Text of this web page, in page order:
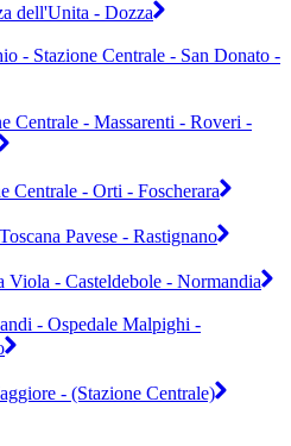
dell'Unita - Dozza
- Stazione Centrale - San Donato -
Centrale - Massarenti - Roveri -
Centrale - Orti - Foscherara
Pavese - Rastignano
Viola - Casteldebole - Normandia
- Ospedale Malpighi -
- (Stazione Centrale)